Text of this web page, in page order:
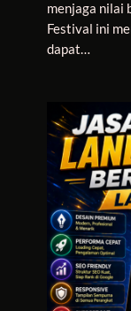
menjaga nilai
Festival ini
dapat…